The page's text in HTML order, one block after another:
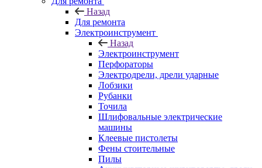
Назад
Для ремонта
Электроинструмент
Назад
Электроинструмент
Перфораторы
Электродрели, дрели ударные
Лобзики
Рубанки
Точила
Шлифовальные электрические
машины
Клеевые пистолеты
Фены стоительные
Пилы